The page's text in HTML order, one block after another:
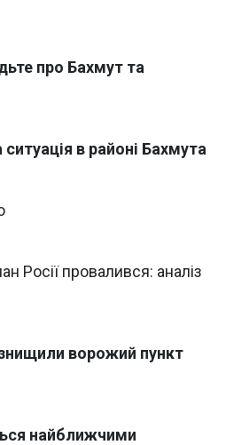
про Бахмут та
в районі Бахмута
Росії провалився: аналіз
ворожий пункт
найближчими